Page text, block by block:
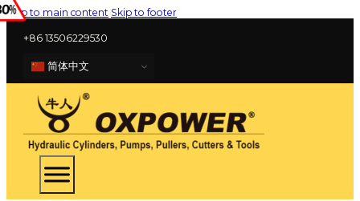
Skip to main content Skip to footer
+86 13506229530
简体中文